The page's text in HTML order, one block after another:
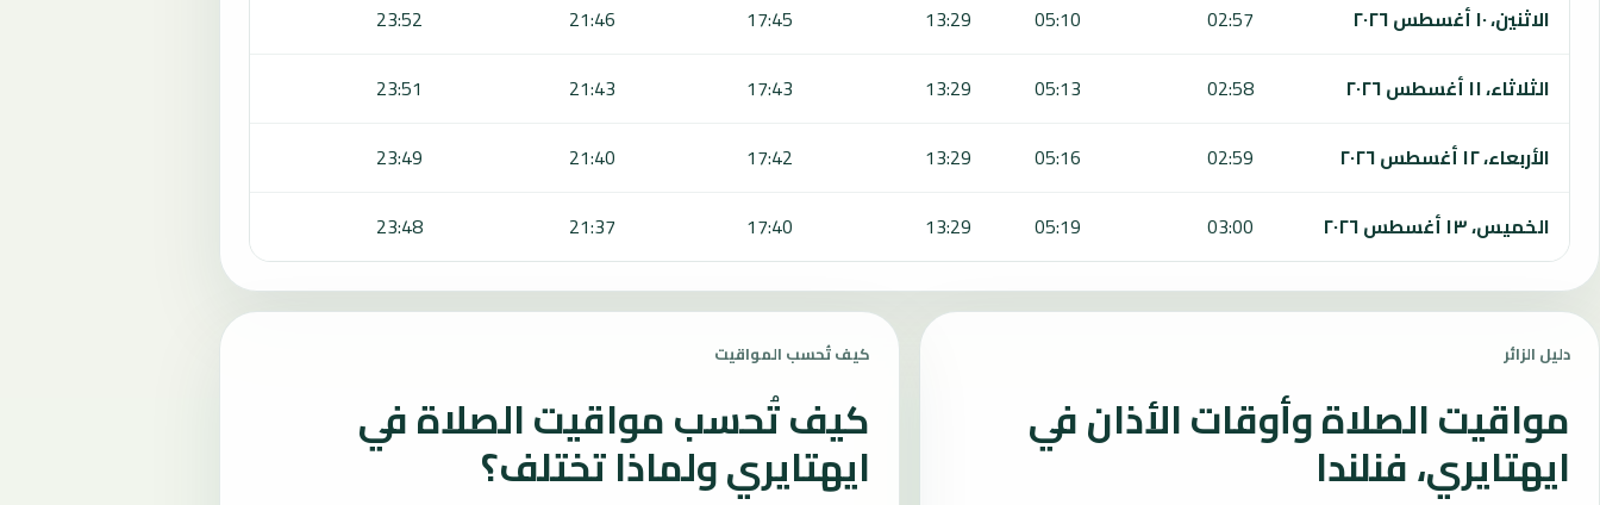
الاثنين، ١٠ أغسطس ٢٠٢٦
02:57
05:10
13:29
17:45
21:46
23:52
الثلاثاء، ١١ أغسطس ٢٠٢٦
02:58
05:13
13:29
17:43
21:43
23:51
الأربعاء، ١٢ أغسطس ٢٠٢٦
02:59
05:16
13:29
17:42
21:40
23:49
الخميس، ١٣ أغسطس ٢٠٢٦
03:00
05:19
13:29
17:40
21:37
23:48
دليل الزائر
مواقيت الصلاة وأوقات الأذان في
ايهتايري، فنلندا
كيف تُحسب المواقيت
كيف تُحسب مواقيت الصلاة في
ايهتايري ولماذا تختلف؟